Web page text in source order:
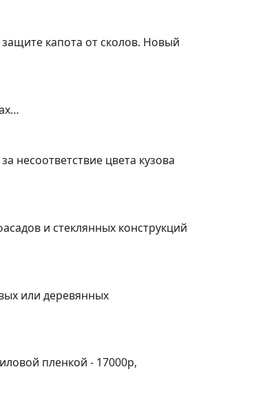
капота от сколов. Новый
несоответствие цвета кузова
и стеклянных конструкций
или деревянных
пленкой - 17000р,